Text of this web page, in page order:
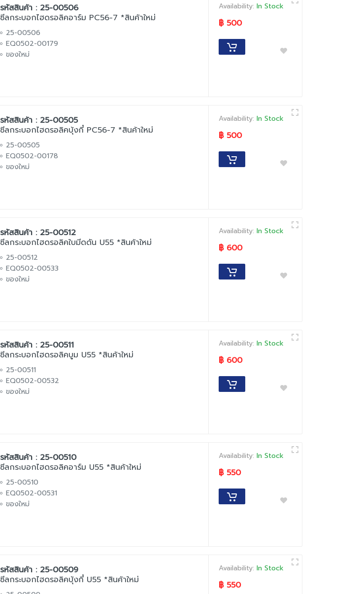
รหัสสินค้า : 25-00506
ซีลกระบอกไฮดรอลิคอาร์ม PC56-7 *สินค้าใหม่
25-00506
EQ0502-00179
ของใหม่
Availability: In Stock
฿ 500
รหัสสินค้า : 25-00505
ซีลกระบอกไฮดรอลิคบุ้งกี๋ PC56-7 *สินค้าใหม่
25-00505
EQ0502-00178
ของใหม่
Availability: In Stock
฿ 500
รหัสสินค้า : 25-00512
ซีลกระบอกไฮดรอลิคใบมีดดัน U55 *สินค้าใหม่
25-00512
EQ0502-00533
ของใหม่
Availability: In Stock
฿ 600
รหัสสินค้า : 25-00511
ซีลกระบอกไฮดรอลิคบูม U55 *สินค้าใหม่
25-00511
EQ0502-00532
ของใหม่
Availability: In Stock
฿ 600
รหัสสินค้า : 25-00510
ซีลกระบอกไฮดรอลิคอาร์ม U55 *สินค้าใหม่
25-00510
EQ0502-00531
ของใหม่
Availability: In Stock
฿ 550
รหัสสินค้า : 25-00509
ซีลกระบอกไฮดรอลิคบุ้งกี๋ U55 *สินค้าใหม่
Availability: In Stock
฿ 550